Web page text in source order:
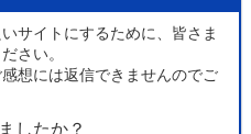
サイトにするために、皆さま
さい。
想には返信できませんのでご
したか？